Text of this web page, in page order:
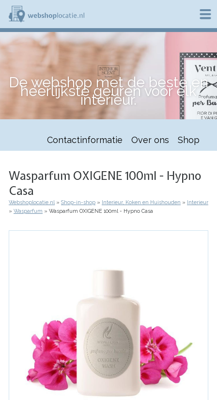
Overslaan
naar
de
inhoud
e
b
o
p
l
De webshop met de beste en
heerlijkste geuren voor elk
interieur.
Contactinformatie Over ons Shop
Wasparfum OXIGENE 100ml - Hypno
Casa
Kruimelpad
Webshoplocatie.nl Shop-in-shop Interieur, Koken en Huishouden
Interieur
Wasparfum
Wasparfum OXIGENE 100ml - Hypno Casa